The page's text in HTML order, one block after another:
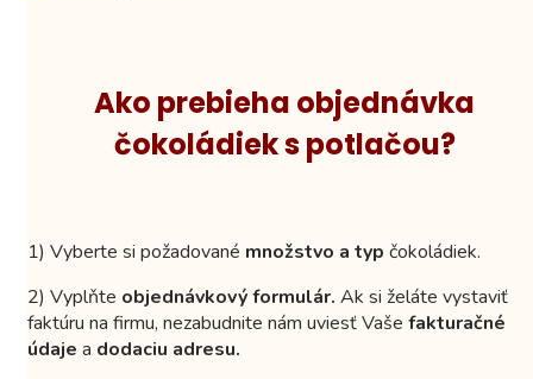
Ako prebieha objednávka
čokoládiek s potlačou?
1) Vyberte si požadované množstvo a typ čokoládiek.
2) Vyplňte objednávkový formulár. Ak si želáte vystaviť
faktúru na firmu, nezabudnite nám uviesť Vaše fakturačné
údaje a dodaciu adresu.